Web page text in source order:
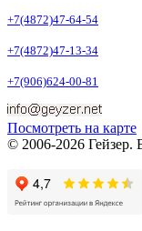
+7(4872)47-64-54
+7(4872)47-13-34
+7(906)624-00-81
Посмотреть на карте
© 2006-2026 Гейзер.